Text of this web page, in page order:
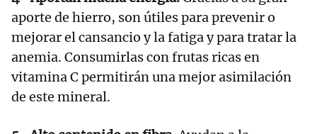
aporte de hierro, son útiles para prevenir o
mejorar el cansancio y la fatiga y para tratar la
anemia. Consumirlas con frutas ricas en
vitamina C permitirán una mejor asimilación
de este mineral.